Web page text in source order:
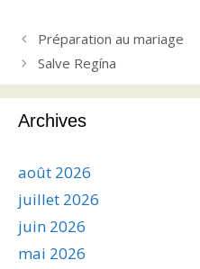
Préparation au mariage
Salve Regína
Archives
août 2026
juillet 2026
juin 2026
mai 2026